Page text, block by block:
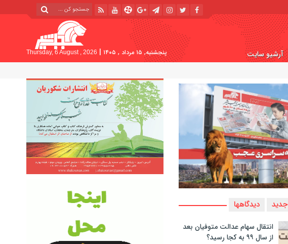
آرشیو سایت پنجشنبه, ۱۵ مرداد , ۱۴۰۵ |
Thursday, 6 August , 2026
جدید دیدگاهها
انتقال سهام عدالت متوفیان بعد
از سال ۹۹ به کجا رسید؟